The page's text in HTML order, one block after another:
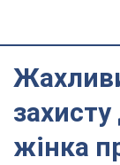
захисту
жінка